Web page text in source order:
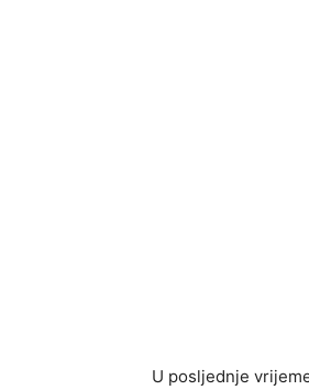
U posljednje